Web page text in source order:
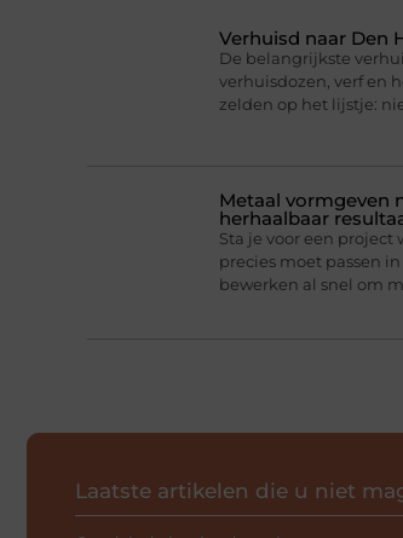
Verhuisd naar Den
De belangrijkste
verhuisdozen, verf en
zelden op het lijstje:
Metaal vormgeven
herhaalbaar
Sta je voor een
precies moet passen
bewerken al snel om
Laatste artikelen die u niet